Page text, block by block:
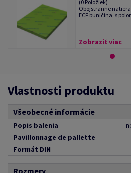
(0 Položiek)
Obojstranne
ECF buničina, s
Zobraziť viac
Vlastnosti produktu
Všeobecné informácie
Popis balenia
Pavillonnage de pallette
Formát DIN
Rozmery